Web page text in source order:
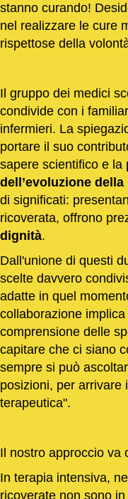
stanno curando!
nel realizzare le cure
rispettose della
Il gruppo dei medici
condivide con i
infermieri. La
portare il suo
sapere scientifico e la
dell’evoluzione
di significati:
ricoverata, offrono
dignità.
Dall'unione di questi
scelte davvero
adatte in quel
collaborazione
comprensione delle
capitare che ci siano
sempre si può
posizioni, per arrivare
terapeutica".
Il nostro approccio va
In terapia intensiva,
ricoverate non sono